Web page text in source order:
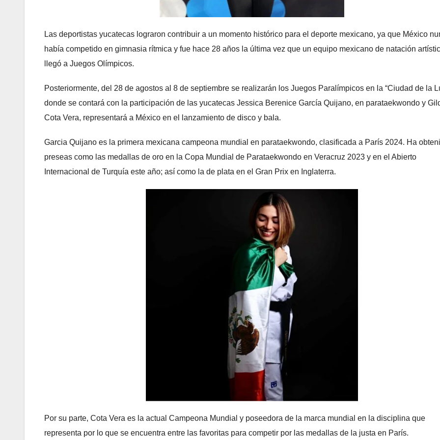
Las deportistas yucatecas lograron contribuir a un momento histórico para el deporte mexicano, ya que México
había competido en gimnasia rítmica y fue hace 28 años la última vez que un equipo mexicano de natación
llegó a Juegos Olímpicos.
Posteriormente, del 28 de agostos al 8 de septiembre se realizarán los Juegos Paralímpicos en la “Ciudad de la
donde se contará con la participación de las yucatecas Jessica Berenice García Quijano, en parataekwondo y
Cota Vera, representará a México en el lanzamiento de disco y bala.
Garcia Quijano es la primera mexicana campeona mundial en parataekwondo, clasificada a París 2024. Ha
preseas como las medallas de oro en la Copa Mundial de Parataekwondo en Veracruz 2023 y en el Abierto
Internacional de Turquía este año; así como la de plata en el Gran Prix en Inglaterra.
Por su parte, Cota Vera es la actual Campeona Mundial y poseedora de la marca mundial en la disciplina que
representa por lo que se encuentra entre las favoritas para competir por las medallas de la justa en París.